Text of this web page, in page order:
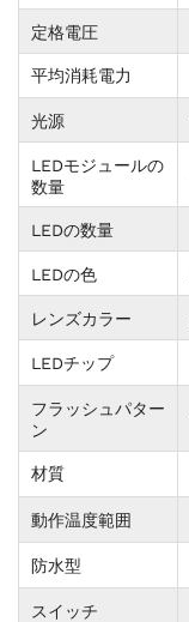
定格電圧
平均消耗電力
光源
LEDモジュールの
数量
LEDの数量
LEDの色
レンズカラー
LEDチップ
フラッシュパター
ン
材質
動作温度範囲
防水型
スイッチ